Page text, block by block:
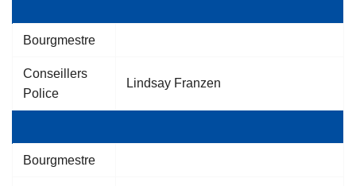
Bourgmestre
Conseillers
Police
Lindsay Franzen
Bourgmestre